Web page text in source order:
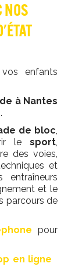
NOS
enfants
à Nantes
de bloc,
le sport,
des voies,
et
et le
parcours de
pour
en ligne